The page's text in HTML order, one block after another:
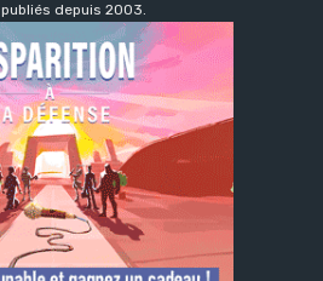
depuis 2003.